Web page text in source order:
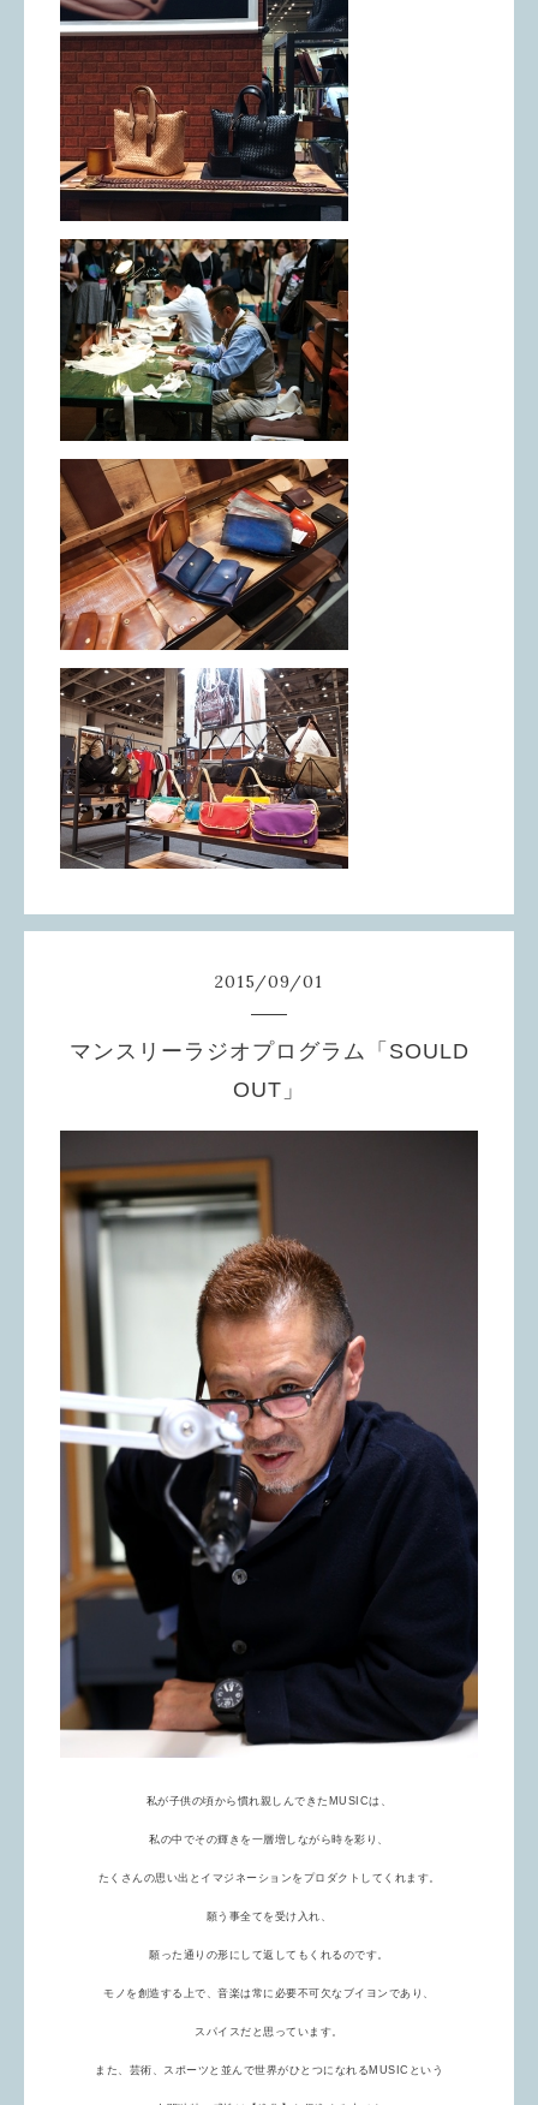
2015/09/01
マンスリーラジオプログラム「SOULD
OUT」
私が子供の頃から慣れ親しんできたMUSICは、
私の中でその輝きを一層増しながら時を彩り、
たくさんの思い出とイマジネーションをプロダクトしてくれます。
願う事全てを受け入れ、
願った通りの形にして返してもくれるのです。
モノを創造する上で、音楽は常に必要不可欠なブイヨンであり、
スパイスだと思っています。
また、芸術、スポーツと並んで世界がひとつになれるMUSICという